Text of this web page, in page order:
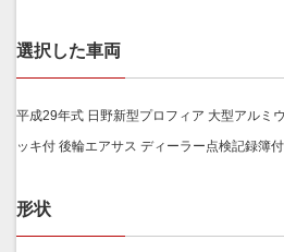
選択した車両
平成29年式 日野新型プロフィア 大型アルミ
ッキ付 後輪エアサス ディーラー点検記録簿付
形状